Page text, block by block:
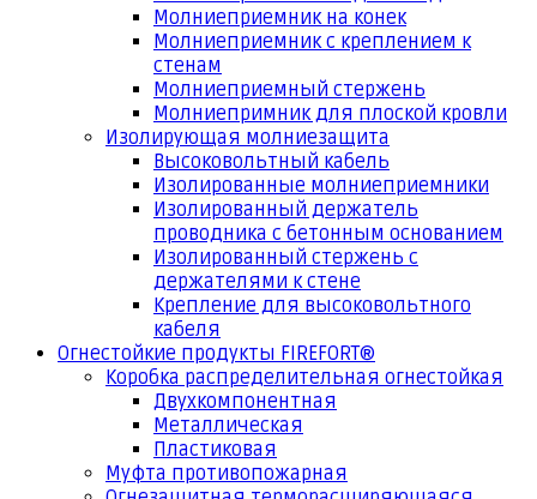
Молниеприемник на конек
Молниеприемник с креплением к
стенам
Молниеприемный стержень
Молниепримник для плоской кровли
Изолирующая молниезащита
Высоковольтный кабель
Изолированные молниеприемники
Изолированный держатель
проводника с бетонным основанием
Изолированный стержень с
держателями к стене
Крепление для высоковольтного
кабеля
Огнестойкие продукты FIREFORT®
Коробка распределительная огнестойкая
Двухкомпонентная
Металлическая
Пластиковая
Муфта противопожарная